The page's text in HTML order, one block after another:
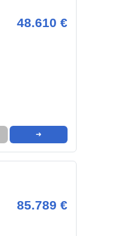
48.610 €
➜
85.789 €